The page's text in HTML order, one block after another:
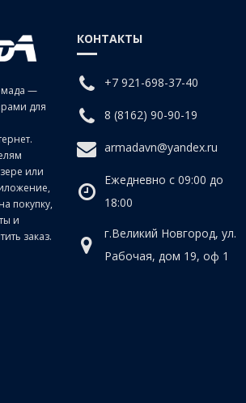
наружной метрической резьбы на
средней и низкой твердости, цветных сплавов,
серий. Фиксация – ручные и
также токарные патроны
—
для
или
покупку,
и
заказ.
КОНТАКТЫ
+7 921-698-37-40
8 (8162) 90-90-19
armadavn@yandex.ru
Ежедневно с 09:00 до
18:00
г.Великий Новгород, ул.
Рабочая, дом 19, оф 1